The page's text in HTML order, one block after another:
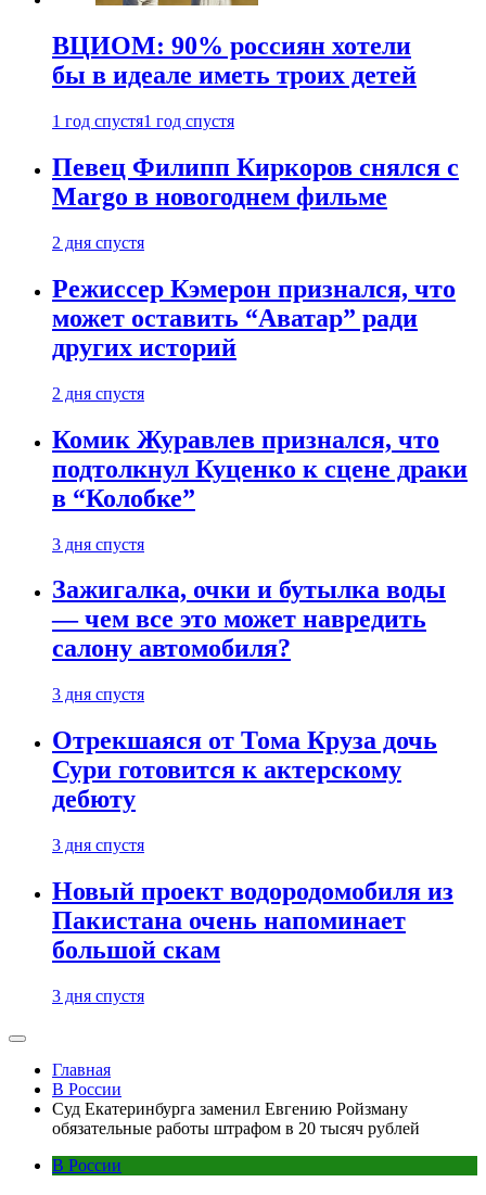
ВЦИОМ: 90% россиян хотели
бы в идеале иметь троих детей
1 год спустя1 год спустя
Певец Филипп Киркоров снялся с
Margo в новогоднем фильме
2 дня спустя
Режиссер Кэмерон признался, что
может оставить “Аватар” ради
других историй
2 дня спустя
Комик Журавлев признался, что
подтолкнул Куценко к сцене драки
в “Колобке”
3 дня спустя
Зажигалка, очки и бутылка воды
— чем все это может навредить
салону автомобиля?
3 дня спустя
Отрекшаяся от Тома Круза дочь
Сури готовится к актерскому
дебюту
3 дня спустя
Новый проект водородомобиля из
Пакистана очень напоминает
большой скам
3 дня спустя
Главная
В России
Суд Екатеринбурга заменил Евгению Ройзману
обязательные работы штрафом в 20 тысяч рублей
В России